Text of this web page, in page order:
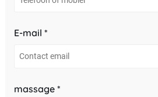
E-mail *
massage *